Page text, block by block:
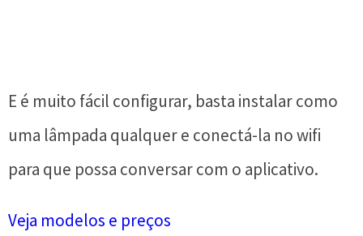
E é muito fácil configurar, basta instalar como
uma lâmpada qualquer e conectá-la no wifi
para que possa conversar com o aplicativo.
Veja modelos e preços